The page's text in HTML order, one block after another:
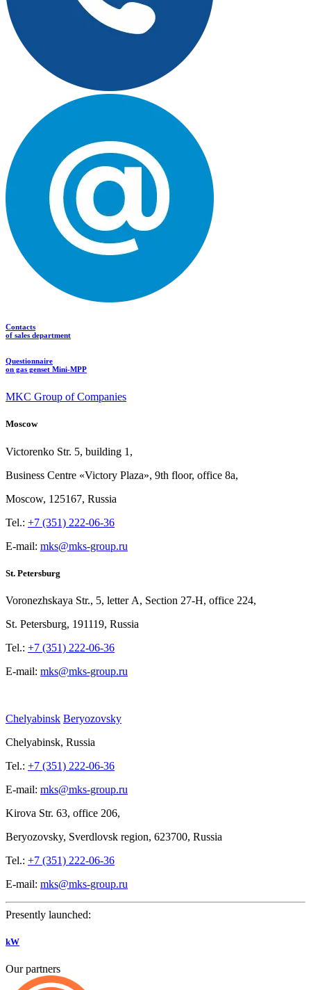
Contacts
of sales department
Questionnaire
on gas genset Mini-MPP
MKC Group of Companies
Moscow
Victorenko Str. 5, building 1,
Business Centre «Victory Plaza», 9th floor, office 8a,
Moscow, 125167, Russia
Tel.: +7 (351) 222-06-36
E-mail: mks@mks-group.ru
St. Petersburg
Voronezhskaya Str., 5, letter A, Section 27-Н, office 224,
St. Petersburg, 191119, Russia
Tel.: +7 (351) 222-06-36
E-mail: mks@mks-group.ru
Chelyabinsk Beryozovsky
Chelyabinsk, Russia
Tel.: +7 (351) 222-06-36
E-mail: mks@mks-group.ru
Kirova Str. 63, office 206,
Beryozovsky, Sverdlovsk region, 623700, Russia
Tel.: +7 (351) 222-06-36
E-mail: mks@mks-group.ru
Presently launched:
kW
Our partners